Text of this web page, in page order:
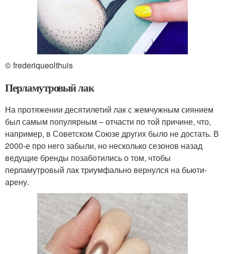
© frederiqueolthuis
Перламутровый лак
На протяжении десятилетий лак с жемчужным сиянием
был самым популярным – отчасти по той причине, что,
например, в Советском Союзе других было не достать. В
2000-е про него забыли, но несколько сезонов назад
ведущие бренды позаботились о том, чтобы
перламутровый лак триумфально вернулся на бьюти-
арену.